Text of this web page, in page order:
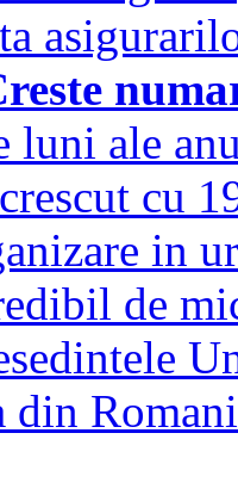
luni ale
cu
in
de
din